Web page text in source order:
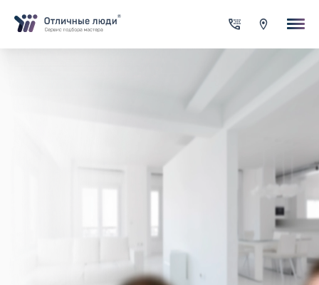
За каждый оформленный заказ вы получаете Cash-back на
счет